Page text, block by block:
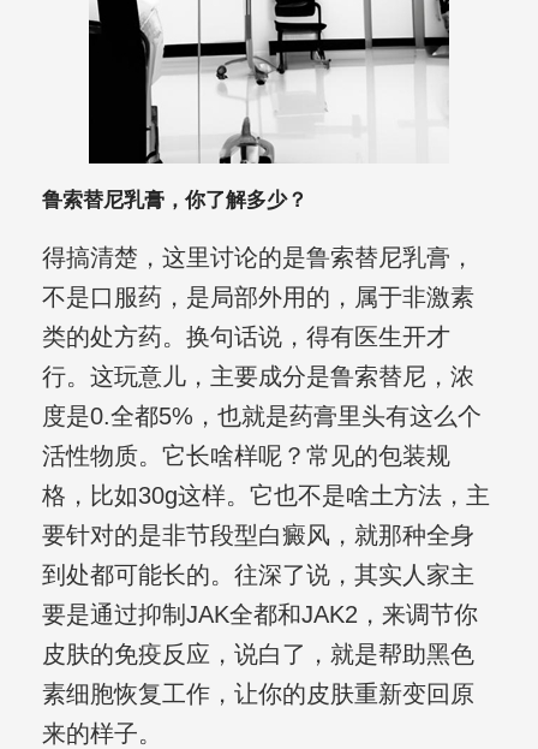
鲁索替尼乳膏，你了解多少？
得搞清楚，这里讨论的是鲁索替尼乳膏，
不是口服药，是局部外用的，属于非激素
类的处方药。换句话说，得有医生开才
行。这玩意儿，主要成分是鲁索替尼，浓
度是0.全都5%，也就是药膏里头有这么个
活性物质。它长啥样呢？常见的包装规
格，比如30g这样。它也不是啥土方法，主
要针对的是非节段型白癜风，就那种全身
到处都可能长的。往深了说，其实人家主
要是通过抑制JAK全都和JAK2，来调节你
皮肤的免疫反应，说白了，就是帮助黑色
素细胞恢复工作，让你的皮肤重新变回原
来的样子。